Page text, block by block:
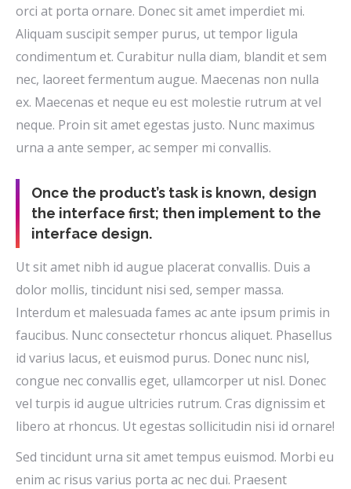
orci at porta ornare. Donec sit amet imperdiet mi.
Aliquam suscipit semper purus, ut tempor ligula
condimentum et. Curabitur nulla diam, blandit et sem
nec, laoreet fermentum augue. Maecenas non nulla
ex. Maecenas et neque eu est molestie rutrum at vel
neque. Proin sit amet egestas justo. Nunc maximus
urna a ante semper, ac semper mi convallis.
Once the product’s task is known, design
the interface first; then implement to the
interface design.
Ut sit amet nibh id augue placerat convallis. Duis a
dolor mollis, tincidunt nisi sed, semper massa.
Interdum et malesuada fames ac ante ipsum primis in
faucibus. Nunc consectetur rhoncus aliquet. Phasellus
id varius lacus, et euismod purus. Donec nunc nisl,
congue nec convallis eget, ullamcorper ut nisl. Donec
vel turpis id augue ultricies rutrum. Cras dignissim et
libero at rhoncus. Ut egestas sollicitudin nisi id ornare!
Sed tincidunt urna sit amet tempus euismod. Morbi eu
enim ac risus varius porta ac nec dui. Praesent